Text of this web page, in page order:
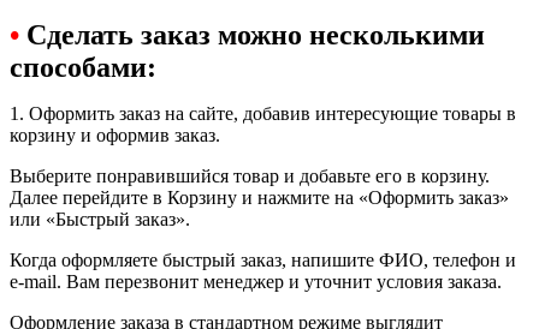
• Сделать заказ можно несколькими
способами:
1. Оформить заказ на сайте, добавив интересующие товары в
корзину и оформив заказ.
Выберите понравившийся товар и добавьте его в корзину.
Далее перейдите в Корзину и нажмите на «Оформить заказ»
или «Быстрый заказ».
Когда оформляете быстрый заказ, напишите ФИО, телефон и
e-mail. Вам перезвонит менеджер и уточнит условия заказа.
Оформление заказа в стандартном режиме выглядит